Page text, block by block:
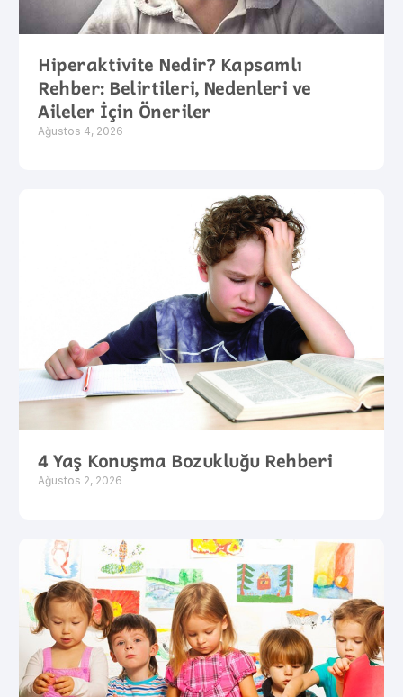
Hiperaktivite Nedir? Kapsamlı
Rehber: Belirtileri, Nedenleri ve
Aileler İçin Öneriler
Ağustos 4, 2026
4 Yaş Konuşma Bozukluğu Rehberi
Ağustos 2, 2026